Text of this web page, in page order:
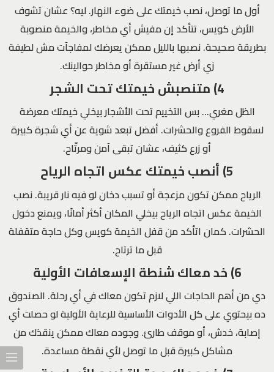
أول ما توصل، نصب خيمتك على ضوء النهار. ليه؟ عشان تشوف
الأرض كويس، تتأكد إن مفيش أي مخاطر، والخيمة منصوبة
بطريقة صحيحة. نصبها بالليل ممكن يعرضك لمفاجآت مش لطيفة
زي أرض غير مستقرة أو مخاطر حوالينك.
4) متنصبش خيمتك تحت الشجر
الظل مغري… بس التخييم تحت الأشجار بيخلي خيمتك معرضة
لسقوط الفروع والحشرات. أفضل تبعد شوية عن أي شجرة كبيرة
أو زرع كثيف، عشان تبقى آمن ومرتّاح.
5) أنصب خيمتك عكس اتجاه الرياح
الرياح ممكن تكون مزعجة أو تسبب دخان لو فيه نار قريبة. نصب
الخيمة عكس اتجاه الرياح بيخلي المكان أكثر أمانًا، ويمنع دخول
الحشرات. كمان اتأكد من قفل الخيمة كويس وكل حاجة متقفلة
قبل ما ترتاح.
6) خد معاك شنطة الإسعافات الأولية
دي من أهم الحاجات اللي لازم تكون معاك في أي رحلة. الصندوق
ده بيحتوي على كل الأدوات الأساسية للرعاية الأولية لو حصلت أي
إصابة، خدش، أو موقف طارئ. وجوده معاك ممكن ينقذك من
مشاكل كبيرة قبل ما توصل لأي نقطة مساعدة.